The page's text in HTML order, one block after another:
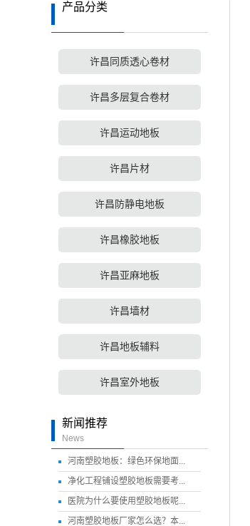
产品分类
许昌同质透心卷材
许昌多层复合卷材
许昌运动地板
许昌片材
许昌防静电地板
许昌橡胶地板
许昌亚麻地板
许昌墙材
许昌地板辅料
许昌室外地板
新闻推荐
News
河南塑胶地板：绿色环保地面...
净化工程铺设塑胶地板需要考...
医院为什么要使用塑胶地板呢...
河南塑胶地板厂家怎么选？本...